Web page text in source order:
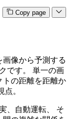
Copy page
像から予測する
です。 単一の画
トの距離を距離か
。
、自動運転、 そ